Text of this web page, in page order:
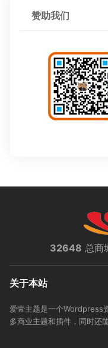
赞助我们
32648 总商
关于本站
爱壹主题是一个Wordpress
多商业主题和插件，同时还